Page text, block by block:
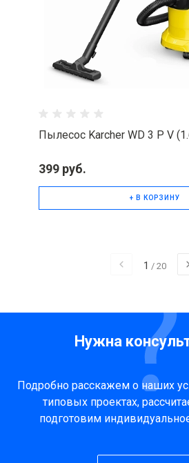
Пылесос Karcher WD 3 P V
399 руб.
+ В КОРЗИНУ
1 / 20
Нужна
Подробно расскажем о наших
типовых проектах,
подготовим